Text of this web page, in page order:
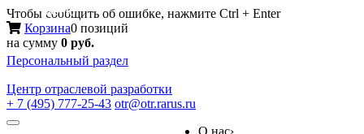
Чтобы сообщить об ошибке, нажмите Ctrl + Enter
Корзина0 позиций
на сумму 0 руб.
Персональный раздел
Центр отраслевой разработки
+ 7 (495) 777-25-43 otr@otr.rarus.ru
Toggle
Меню
О нас›